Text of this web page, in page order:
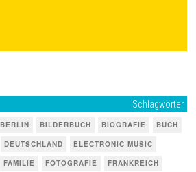
Schlagwörter
BERLIN BILDERBUCH BIOGRAFIE
BUCH
DEUTSCHLAND
ELECTRONIC MUSIC
FAMILIE FOTOGRAFIE
FRANKREICH